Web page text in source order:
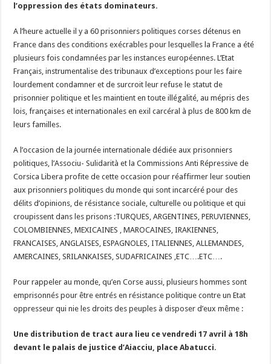
l’oppression des états dominateurs.
A l’heure actuelle il y a 60 prisonniers politiques corses détenus en
France dans des conditions exécrables pour lesquelles la France a été
plusieurs fois condamnées par les instances européennes. L’Etat
Français, instrumentalise des tribunaux d’exceptions pour les faire
lourdement condamner et de surcroit leur refuse le statut de
prisonnier politique et les maintient en toute illégalité, au mépris des
lois, françaises et internationales en exil carcéral à plus de 800 km de
leurs familles.
A l’occasion de la journée internationale dédiée aux prisonniers
politiques, l’Associu- Sulidarità et la Commissions Anti Répressive de
Corsica Libera profite de cette occasion pour réaffirmer leur soutien
aux prisonniers politiques du monde qui sont incarcéré pour des
délits d’opinions, de résistance sociale, culturelle ou politique et qui
croupissent dans les prisons :TURQUES, ARGENTINES, PERUVIENNES,
COLOMBIENNES, MEXICAINES , MAROCAINES, IRAKIENNES,
FRANCAISES, ANGLAISES, ESPAGNOLES, ITALIENNES, ALLEMANDES,
AMERCAINES, SRILANKAISES, SUDAFRICAINES ,ETC….ETC….
Pour rappeler au monde, qu’en Corse aussi, plusieurs hommes sont
emprisonnés pour être entrés en résistance politique contre un Etat
oppresseur qui nie les droits des peuples à disposer d’eux même :
Une distribution de tract aura lieu ce vendredi 17 avril à 18h
devant le palais de justice d’Aiacciu, place Abatucci.